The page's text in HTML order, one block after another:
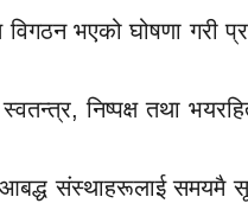
विगठन भएको घोषणा
स्वतन्त्र, निष्पक्ष तथा
संस्थाहरूलाई समयमै